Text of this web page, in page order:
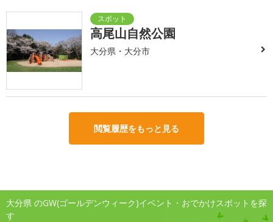
高尾山自然公園
大分県・大分市
閲覧履歴をもっと見る
大分県 のGW(ゴールデンウィーク)イベント・おでかけスポットを探
す